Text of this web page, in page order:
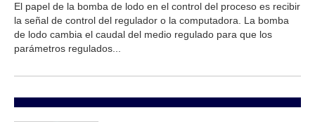
El papel de la bomba de lodo en el control del proceso es recibir
la señal de control del regulador o la computadora. La bomba
de lodo cambia el caudal del medio regulado para que los
parámetros regulados...